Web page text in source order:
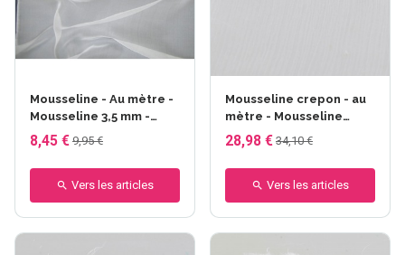
Mousseline - Au mètre -
Mousseline 3,5 mm -
larg. 90 cm
8,45 € 9,95 €
Vers les articles
Mousseline crepon - au
mètre - Mousseline
crepon 5 mm 22 gr - 140
cm
28,98 € 34,10 €
Vers les articles